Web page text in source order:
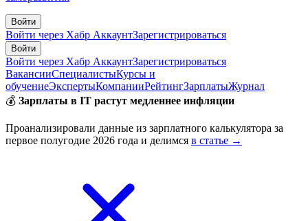
Войти
Войти через Хабр АккаунтЗарегистрироваться
Войти
Войти через Хабр АккаунтЗарегистрироваться
ВакансииСпециалистыКурсы и
обучениеЭкспертыКомпанииРейтингЗарплатыЖурнал
💰 Зарплаты в IT растут медленнее инфляции
Проанализировали данные из зарплатного калькулятора за
первое полугодие 2026 года и делимся в статье →